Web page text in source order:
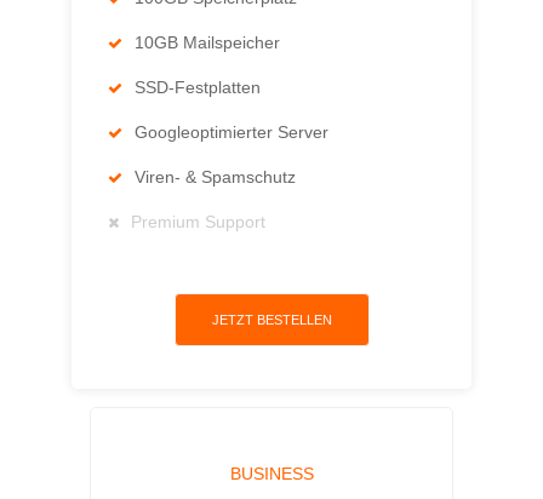
10GB Mailspeicher
SSD-Festplatten
Googleoptimierter Server
Viren- & Spamschutz
Premium Support
JETZT BESTELLEN
BUSINESS